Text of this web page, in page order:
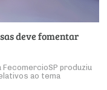
deve fomentar
produziu
ao tema